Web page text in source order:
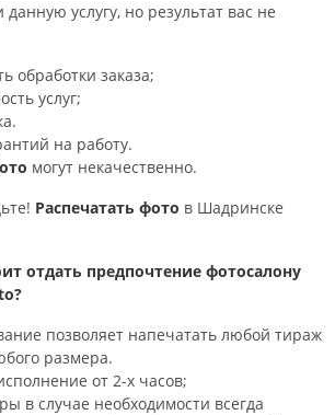
услугу, но результат вас не
обработки заказа;
услуг;
на работу.
могут некачественно.
Распечатать фото в Шадринске
отдать предпочтение фотосалону
позволяет напечатать любой тираж
размера.
от 2-х часов;
в случае необходимости всегда